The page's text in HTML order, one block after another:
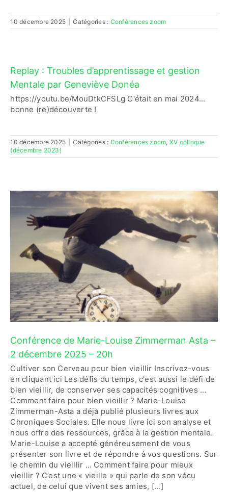
10 décembre 2025 Catégories : Conférences zoom
Replay : Troubles d’apprentissage et gestion
Mentale par Geneviève Donéa
https://youtu.be/MouDtkCFSLg C'était en mai 2024...
bonne (re)découverte !
10 décembre 2025 Catégories : Conférences zoom XV colloque
(décembre 2023)
Conférence de Marie-Louise Zimmerman Asta –
2 décembre 2025 – 20h
Cultiver son Cerveau pour bien vieillir Inscrivez-vous
en cliquant ici Les défis du temps, c'est aussi le défi de
bien vieillir, de conserver ses capacités cognitives ...
Comment faire pour bien vieillir ? Marie-Louise
Zimmerman-Asta a déjà publié plusieurs livres aux
Chroniques Sociales. Elle nous livre ici son analyse et
nous offre des ressources, grâce à la gestion mentale.
Marie-Louise a accepté généreusement de vous
présenter son livre et de répondre à vos questions. Sur
le chemin du vieillir … Comment faire pour mieux
vieillir ? C’est une « vieille » qui parle de son vécu
actuel, de celui que vivent ses amies, [...]